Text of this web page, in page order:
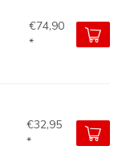
€74,90
*
€32,95
*